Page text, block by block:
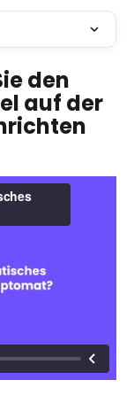
den
auf der